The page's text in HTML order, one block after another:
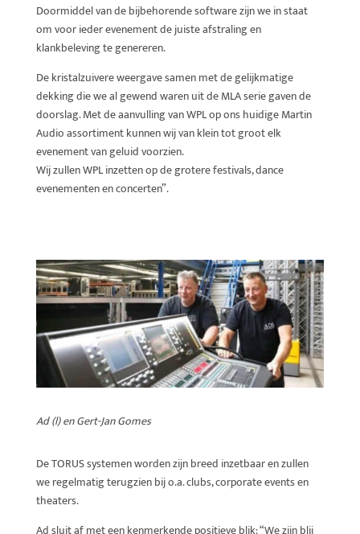
Doormiddel van de bijbehorende software zijn we in staat
om voor ieder evenement de juiste afstraling en
klankbeleving te genereren.
De kristalzuivere weergave samen met de gelijkmatige
dekking die we al gewend waren uit de MLA serie gaven de
doorslag. Met de aanvulling van WPL op ons huidige Martin
Audio assortiment kunnen wij van klein tot groot elk
evenement van geluid voorzien.
Wij zullen WPL inzetten op de grotere festivals, dance
evenementen en concerten”.
Ad (l) en Gert-Jan Gomes
De TORUS systemen worden zijn breed inzetbaar en zullen
we regelmatig terugzien bij o.a. clubs, corporate events en
theaters.